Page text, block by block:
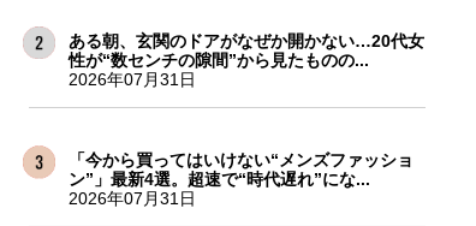
ある朝、玄関のドアがなぜか開かない…20代女
性が“数センチの隙間”から見たものの...
2026年07月31日
「今から買ってはいけない“メンズファッショ
ン”」最新4選。超速で“時代遅れ”にな...
2026年07月31日